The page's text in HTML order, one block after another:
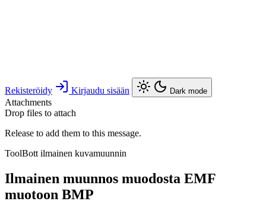
Rekisteröidy Kirjaudu sisään Dark mode
Attachments
Drop files to attach
Release to add them to this message.
ToolBott ilmainen kuvamuunnin
Ilmainen muunnos muodosta EMF
muotoon BMP